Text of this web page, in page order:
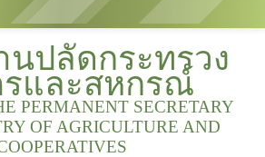
นปลัดกระทรวง
รและสหกรณ์
PERMANENT SECRETARY
OF AGRICULTURE AND